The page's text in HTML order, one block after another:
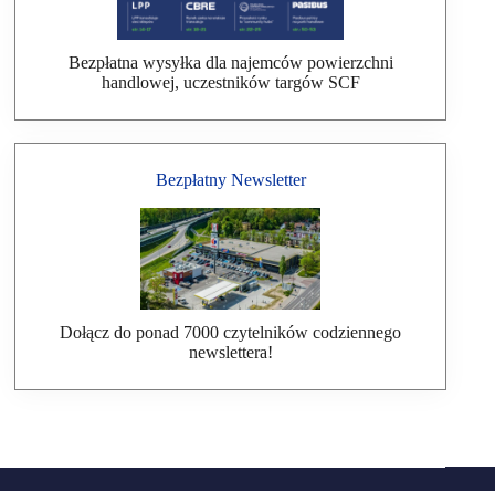
Bezpłatna wysyłka dla najemców powierzchni
handlowej, uczestników targów SCF
Bezpłatny Newsletter
Dołącz do ponad 7000 czytelników codziennego
newslettera!